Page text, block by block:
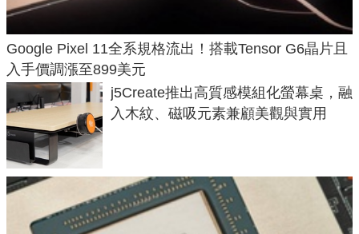
Google Pixel 11全系規格流出！搭載Tensor G6晶片且
入手價調漲至899美元
j5Create推出高質感模組化螢幕桌，融
入木紋、磁吸元素兼顧美觀與實用